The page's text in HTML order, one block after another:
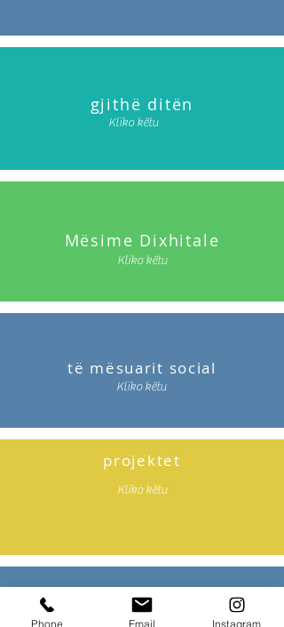
gjithë ditën
Kliko këtu
Mësime Dixhitale
Kliko këtu
të mësuarit social
Kliko këtu
projektet
Kliko këtu
projektet
Phone Email Instagram